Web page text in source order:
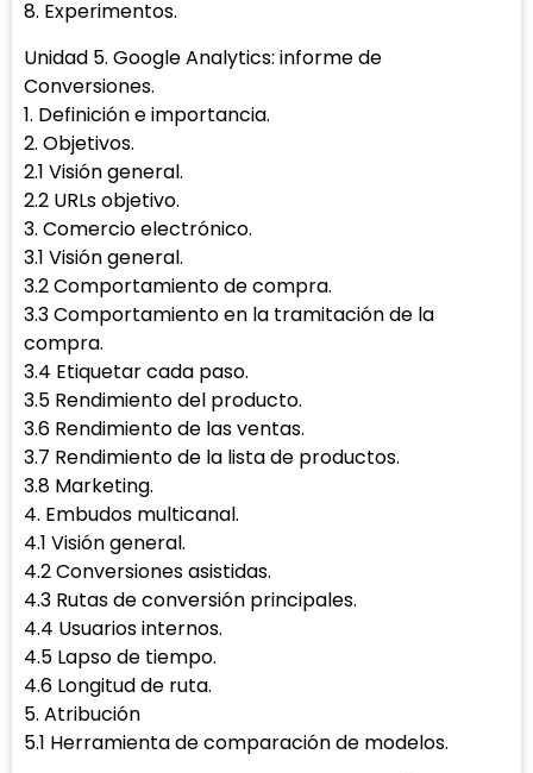
8. Experimentos.
Unidad 5. Google Analytics: informe de
Conversiones.
1. Definición e importancia.
2. Objetivos.
2.1 Visión general.
2.2 URLs objetivo.
3. Comercio electrónico.
3.1 Visión general.
3.2 Comportamiento de compra.
3.3 Comportamiento en la tramitación de la
compra.
3.4 Etiquetar cada paso.
3.5 Rendimiento del producto.
3.6 Rendimiento de las ventas.
3.7 Rendimiento de la lista de productos.
3.8 Marketing.
4. Embudos multicanal.
4.1 Visión general.
4.2 Conversiones asistidas.
4.3 Rutas de conversión principales.
4.4 Usuarios internos.
4.5 Lapso de tiempo.
4.6 Longitud de ruta.
5. Atribución
5.1 Herramienta de comparación de modelos.